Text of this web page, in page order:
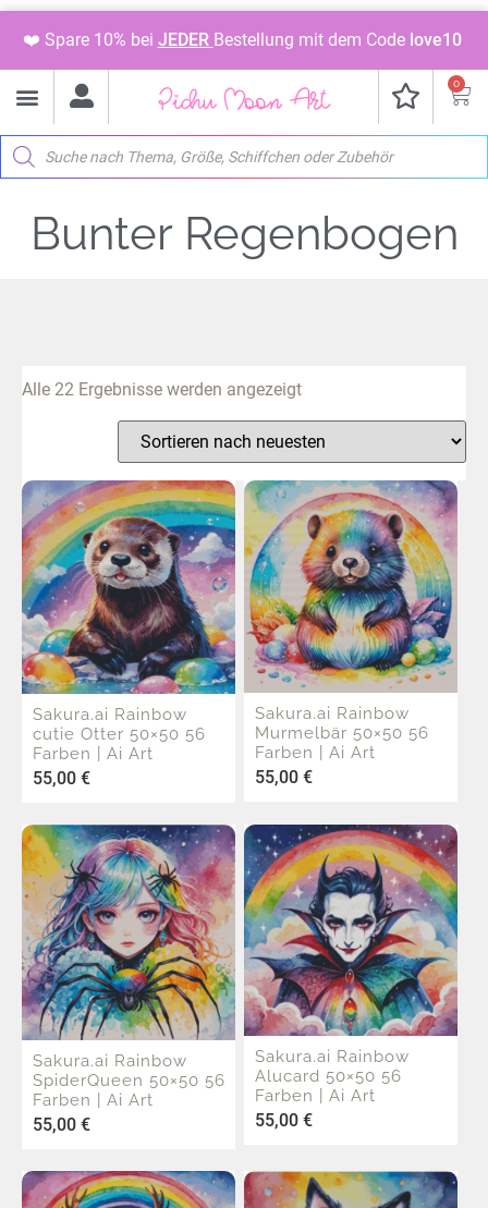
❤️ Spare 10% bei JEDER Bestellung mit dem Code love10
0
Bunter Regenbogen
Alle 22 Ergebnisse werden angezeigt
Sakura.ai Rainbow
cutie Otter 50×50 56
Farben | Ai Art
55,00 €
Sakura.ai Rainbow
Murmelbär 50×50 56
Farben | Ai Art
55,00 €
Sakura.ai Rainbow
SpiderQueen 50×50 56
Farben | Ai Art
55,00 €
Sakura.ai Rainbow
Alucard 50×50 56
Farben | Ai Art
55,00 €